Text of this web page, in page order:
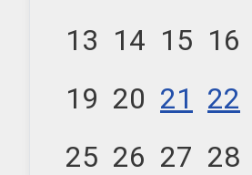
13 14 15 16
19 20 21 22
25 26 27 28